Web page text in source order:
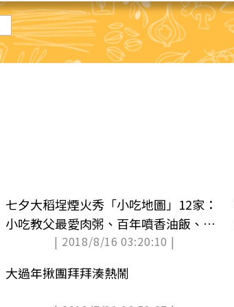
七夕大稻埕煙火秀「小吃地圖」12家：
小吃教父最愛肉粥、百年噴香油飯、獨
創杏仁雪花冰| 2018/8/16 03:20:10 |
大過年揪團拜拜湊熱鬧